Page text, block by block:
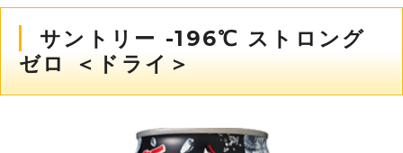
サントリー -196℃ ストロング
ゼロ ＜ドライ＞